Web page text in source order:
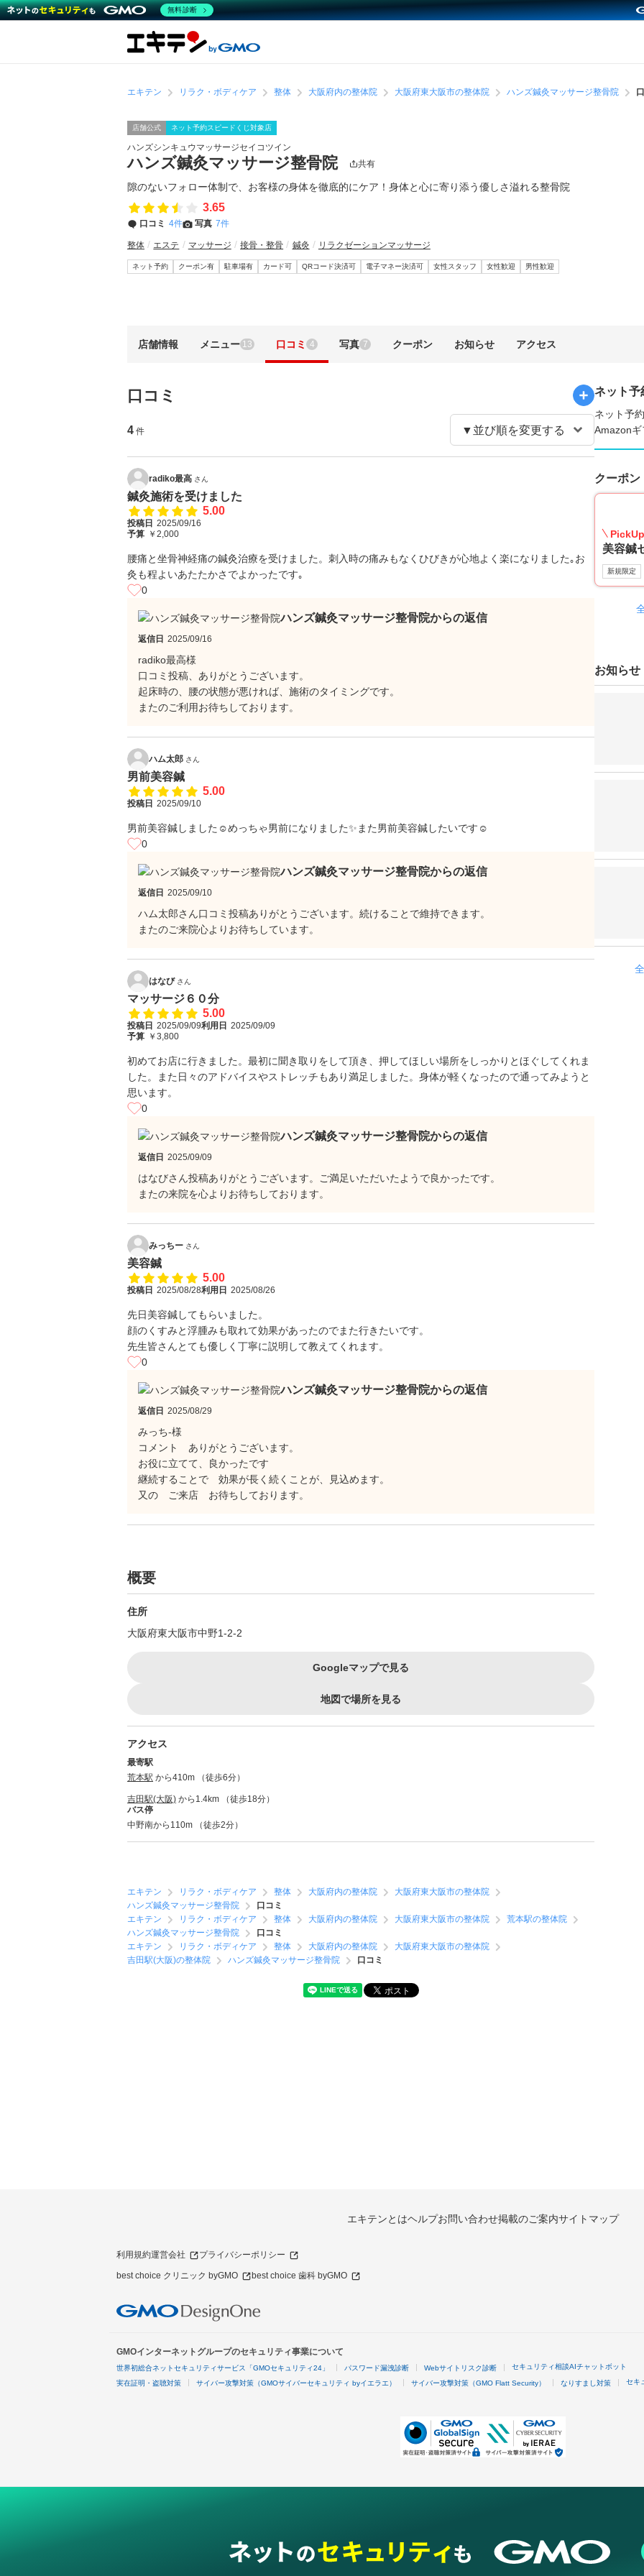
エキテン リラク・ボディケア 整体 大阪府内の整体院 大阪府東大阪市の整体院 ハンズ鍼灸マッサージ整骨院
店舗公式 ネット予約スピードくじ対象店
ハンズシンキュウマッサージセイコツイン
ハンズ鍼灸マッサージ整骨院 共有
隙のないフォロー体制で、お客様の身体を徹底的にケア！身体と心に寄り添う優しさ溢れる整骨院
3.65
口コミ 4件 写真 7件
整体 エステ マッサージ 接骨・整骨 鍼灸 リラクゼーションマッサージ
ネット予約 クーポン有 駐車場有 カード可 QRコード決済可 電子マネー決済可 女性スタッフ 女性歓迎 男性歓迎
店舗情報 メニュー 13 口コミ 4 写真 7 クーポン お知らせ アクセス
口コミ
4 件
radiko最高 さん
鍼灸施術を受けました
5.00
投稿日 2025/09/16
予算 ￥2,000
腰痛と坐骨神経痛の鍼灸治療を受けました。刺入時の痛みもなくひびきが心地よく楽になりました｡お
灸も程よいあたたかさでよかったです｡
0
ハンズ鍼灸マッサージ整骨院からの返信
返信日 2025/09/16
radiko最高様
口コミ投稿、ありがとうございます。
起床時の、腰の状態が悪ければ、施術のタイミングです。
またのご利用お待ちしております。
ハム太郎 さん
男前美容鍼
5.00
投稿日 2025/09/10
男前美容鍼しました☺️めっちゃ男前になりました✨また男前美容鍼したいです☺️
0
ハンズ鍼灸マッサージ整骨院からの返信
返信日 2025/09/10
ハム太郎さん口コミ投稿ありがとうございます。続けることで維持できます。
またのご来院心よりお待ちしています。
はなび さん
マッサージ６０分
5.00
投稿日 2025/09/09利用日 2025/09/09
予算 ￥3,800
初めてお店に行きました。最初に聞き取りをして頂き、押してほしい場所をしっかりとほぐしてくれま
した。また日々のアドバイスやストレッチもあり満足しました。身体が軽くなったので通ってみようと
思います。
0
ハンズ鍼灸マッサージ整骨院からの返信
返信日 2025/09/09
はなびさん投稿ありがとうございます。ご満足いただいたようで良かったです。
またの来院を心よりお待ちしております。
みっちー さん
美容鍼
5.00
投稿日 2025/08/28利用日 2025/08/26
先日美容鍼してもらいました。
顔のくすみと浮腫みも取れて効果があったのでまた行きたいです。
先生皆さんとても優しく丁寧に説明して教えてくれます。
0
ハンズ鍼灸マッサージ整骨院からの返信
返信日 2025/08/29
みっち-様
コメント ありがとうございます。
お役に立てて、良かったです
継続することで 効果が長く続くことが、見込めます。
又の ご来店 お待ちしております。
概要
住所
大阪府東大阪市中野1-2-2
Googleマップで見る
地図で場所を見る
アクセス
最寄駅
荒本駅 から410m （徒歩6分）
吉田駅(大阪) から1.4km （徒歩18分）
バス停
中野南から110m （徒歩2分）
エキテン リラク・ボディケア 整体 大阪府内の整体院
大阪府東大阪市の整体院
ハンズ鍼灸マッサージ整骨院
口コミ
エキテン
リラク・ボディケア 整体 大阪府内の整体院 大阪府東大阪市の整体院
荒本駅の整体院
ハンズ鍼灸マッサージ整骨院
口コミ
エキテン
リラク・ボディケア 整体 大阪府内の整体院
大阪府東大阪市の整体院
吉田駅(大阪)の整体院
ハンズ鍼灸マッサージ整骨院 口コミ
ネット予
ネット予
Amazonギ
クーポン
PickUp
美容鍼
新規限定
お知らせ
エキテンとはヘルプお問い合わせ掲載のご案内サイトマップ
利用規約運営会社 プライバシーポリシー
best choice クリニック byGMO best choice 歯科 byGMO
GMOインターネットグループのセキュリティ事業について
世界初総合ネットセキュリティサービス「GMOセキュリティ24」 パスワード漏洩診断 Webサイトリスク診断 セキュリティ相談AIチャットボット
実在証明・盗聴対策 サイバー攻撃対策（GMOサイバーセキュリティ byイエラエ） サイバー攻撃対策（GMO Flatt Security） なりすまし対策 セキ
無料診断